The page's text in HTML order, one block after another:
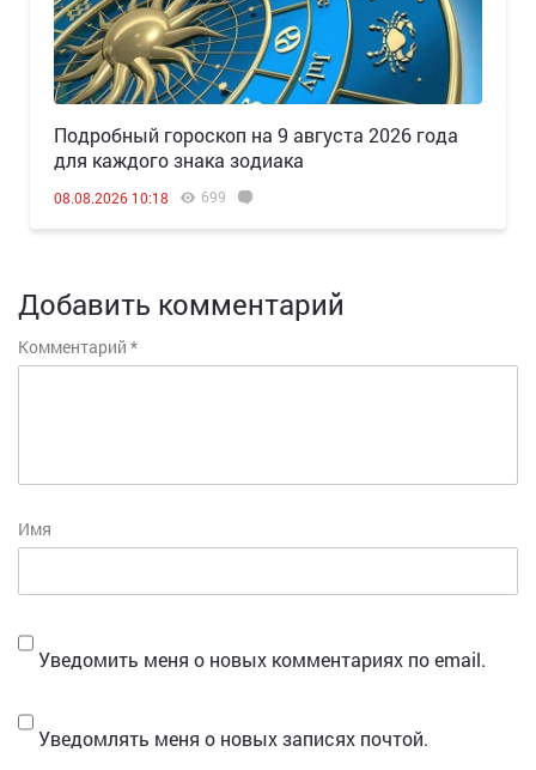
Подробный гороскоп на 9 августа 2026 года
для каждого знака зодиака
08.08.2026 10:18 699
Добавить комментарий
Комментарий *
Имя
Уведомить меня о новых комментариях по email.
Уведомлять меня о новых записях почтой.